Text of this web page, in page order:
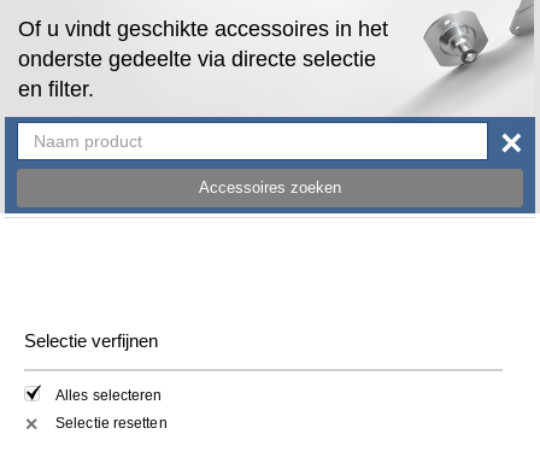
Of u vindt geschikte accessoires in het
onderste gedeelte via directe selectie
en filter.
Accessoires zoeken
×
Selectie verfijnen
Alles selecteren
✕ Selectie resetten